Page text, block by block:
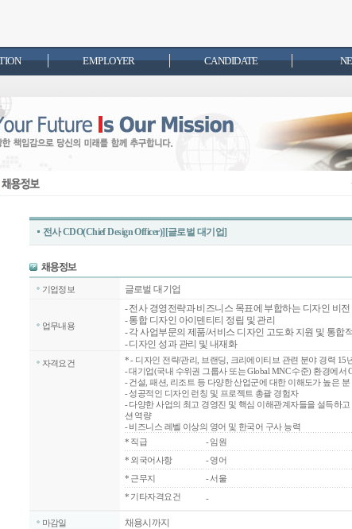
EMPLOYER CANDIDATE
전사 CDO(Chief Design Officer)][글로벌 대기업]
기업정보 글로벌 대기업
업무내용
- 전사 경영전략과 비즈니스 목표에 부합하는 디자인 비전
- 통합 디자인 아이덴티티 정립 및 관리
- 각 사업부문의 제품/서비스 디자인 고도화 지원 및 통합
- 디자인 성과 관리 및 내재화
자격요건 *- 디자인 전략/관리, 브랜딩, 크리에이티브 관련 분야 경력 15
- 대기업(국내 수위권 그룹사 또는 Global MNC 수준) 환경에서
- 건설, 패션, 리조트 등 다양한 산업군에 대한 이해도가 높은 분
- 성공적인 디자인 런칭 및 프로젝트 총괄 경험자
- 다양한 사업의 최고 경영진 및 핵심 이해관계자들을 설득하
션 역량
- 비즈니스 레벨 이상의 영어 및 한국어 구사 능력
* 직급
- 임원
* 외국어사항
- 영어
* 근무지
- 서울
* 기타자격요건
-
마감일 채용시까지